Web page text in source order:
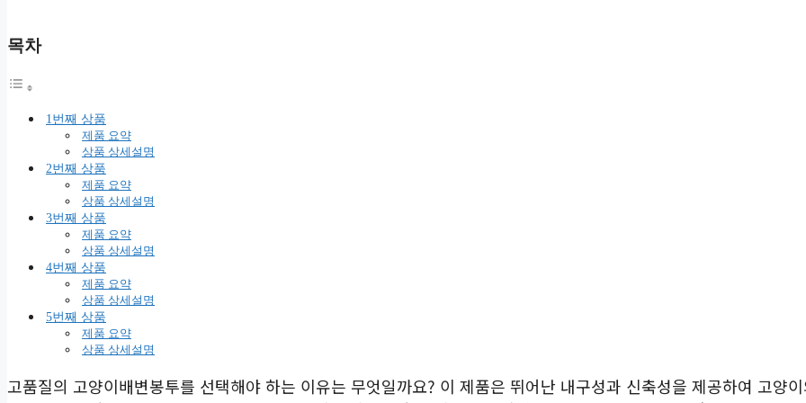
목차
1번째 상품
제품 요약
상품 상세설명
2번째 상품
제품 요약
상품 상세설명
3번째 상품
제품 요약
상품 상세설명
4번째 상품
제품 요약
상품 상세설명
5번째 상품
제품 요약
상품 상세설명
고품질의 고양이배변봉투를 선택해야 하는 이유는 무엇일까요? 이 제품은 뛰어난 내구성과 신축성을 제공하여 고양